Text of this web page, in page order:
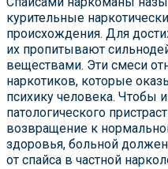
курительные
происхождения. Для
их пропитывают
веществами. Эти смеси
наркотиков, которые
психику человека. Чтобы
патологического
возвращение к
здоровья, больной
от спайса в частной